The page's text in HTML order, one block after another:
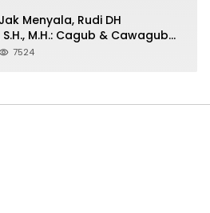
untuk Produktivitas di Mana
Menyala, Rudi DH
M.H.: Cagub & Cawagub
Pramono Anung dan Rano
7524